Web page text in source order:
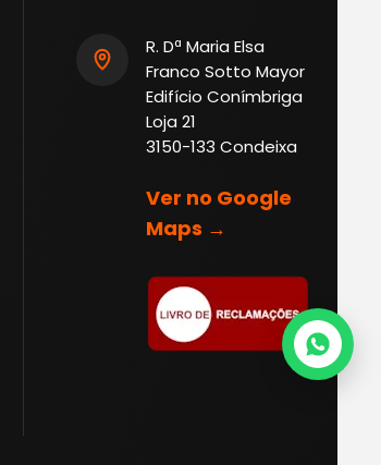
R. Dª Maria Elsa
Franco Sotto Mayor
Edifício Conímbriga
Loja 21
3150-133 Condeixa
Ver no Google
Maps →